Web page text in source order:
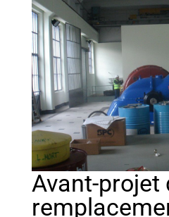
Avant-projet